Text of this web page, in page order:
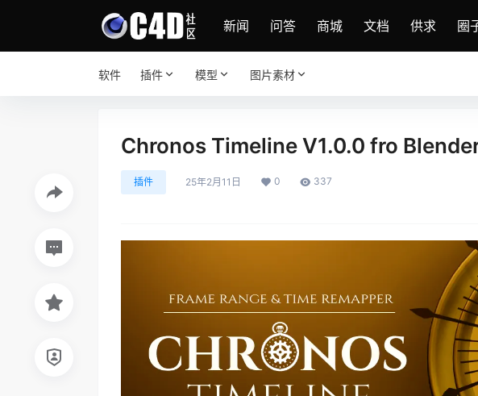
新闻 问答 商城 文档 供求 圈
软件 插件 模型 图片素材
Chronos Timeline V1.0.0 fro
插件 25年2月11日 0 337